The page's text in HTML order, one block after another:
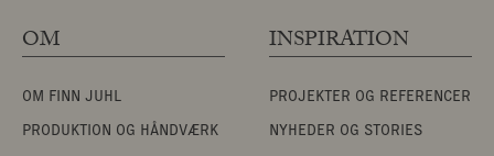
OM
OM FINN JUHL
PRODUKTION OG HÅNDVÆRK
INSPIRATION
PROJEKTER OG REFERENCER
NYHEDER OG STORIES